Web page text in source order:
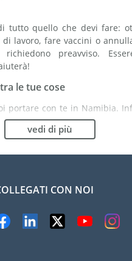
tutto quello che devi fare:
di lavoro, fare vaccini o
preavviso.
le tue cose
portare con te in Namibia.
essere più vantaggioso
di traslochi più
come la FIDI ti
di danni
vedi di più
CON NOI